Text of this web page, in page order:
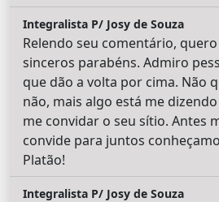
Integralista P/ Josy de Souza
Relendo seu comentário,
sinceros parabéns. Admiro
que dão a volta por cima. Não
não, mais algo está me
me convidar o seu sítio. Antes
convide para juntos
Platão!
Integralista P/ Josy de Souza